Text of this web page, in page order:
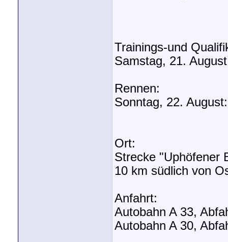
Trainings-und
Samstag, 21.
Rennen:
Sonntag, 22.
Ort:
Strecke "Uphöfener
10 km südlich von
Anfahrt:
Autobahn A 33,
Autobahn A 30,